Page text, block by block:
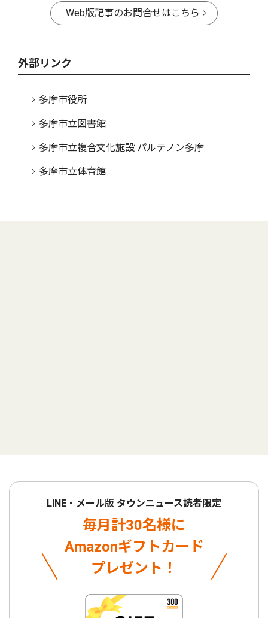
Web版記事のお問合せはこちら
外部リンク
多摩市役所
多摩市立図書館
多摩市立複合文化施設 パルテノン多摩
多摩市立体育館
LINE・メール版 タウンニュース読者限定
毎月計30名様に
Amazonギフトカード
プレゼント！